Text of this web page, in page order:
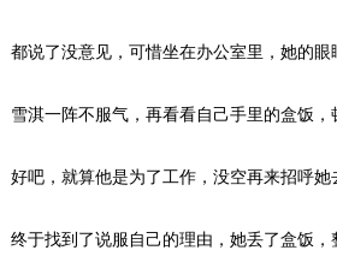
都说了没意见，可惜坐在办公室里，她的眼
雪淇一阵不服气，再看看自己手里的盒饭，
好吧，就算他是为了工作，没空再来招呼她
终于找到了说服自己的理由，她丢了盒饭，